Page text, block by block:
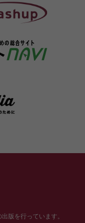
版を行っています。